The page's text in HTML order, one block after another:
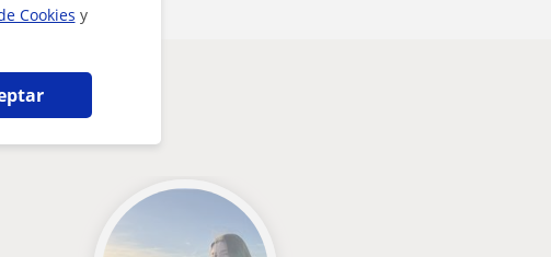
Cookies y